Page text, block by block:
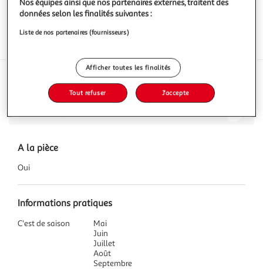
A la pièce
Oui
Informations pratiques
C'est de saison
Mai
Juin
Juillet
Août
Septembre
Nos équipes ainsi que nos partenaires externes, traitent des
données selon les finalités suivantes :
Liste de nos partenaires (fournisseurs)
Afficher toutes les finalités
Tout refuser J'accepte